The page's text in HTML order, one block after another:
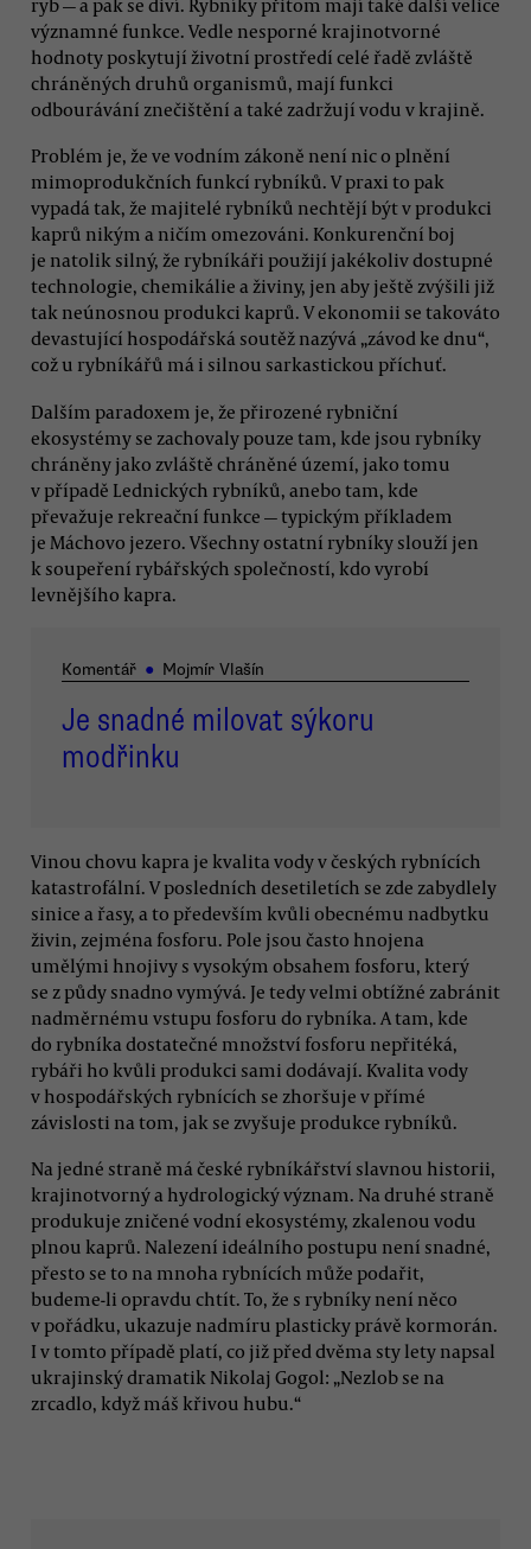
významné funkce. Vedle nesporné krajinotvorné
hodnoty poskytují životní prostředí celé řadě zvláště
chráněných druhů organismů, mají funkci
odbourávání znečištění a také zadržují vodu v krajině.
Problém je, že ve vodním zákoně není nic o plnění
mimoprodukčních funkcí rybníků. V praxi to pak
vypadá tak, že majitelé rybníků nechtějí být v produkci
kaprů nikým a ničím omezováni. Konkurenční boj
je natolik silný, že rybníkáři použijí jakékoliv dostupné
technologie, chemikálie a živiny, jen aby ještě zvýšili již
tak neúnosnou produkci kaprů. V ekonomii se takováto
devastující hospodářská soutěž nazývá „závod ke dnu“,
což u rybníkářů má i silnou sarkastickou příchuť.
Dalším paradoxem je, že přirozené rybniční
ekosystémy se zachovaly pouze tam, kde jsou rybníky
chráněny jako zvláště chráněné území, jako tomu
v případě Lednických rybníků, anebo tam, kde
převažuje rekreační funkce — typickým příkladem
je Máchovo jezero. Všechny ostatní rybníky slouží jen
k soupeření rybářských společností, kdo vyrobí
levnějšího kapra.
Komentář ● Mojmír Vlašín
Je snadné milovat sýkoru
modřinku
Vinou chovu kapra je kvalita vody v českých rybnících
katastrofální. V posledních desetiletích se zde zabydlely
sinice a řasy, a to především kvůli obecnému nadbytku
živin, zejména fosforu. Pole jsou často hnojena
umělými hnojivy s vysokým obsahem fosforu, který
se z půdy snadno vymývá. Je tedy velmi obtížné zabránit
nadměrnému vstupu fosforu do rybníka. A tam, kde
do rybníka dostatečné množství fosforu nepřitéká,
rybáři ho kvůli produkci sami dodávají. Kvalita vody
v hospodářských rybnících se zhoršuje v přímé
závislosti na tom, jak se zvyšuje produkce rybníků.
Na jedné straně má české rybníkářství slavnou historii,
krajinotvorný a hydrologický význam. Na druhé straně
produkuje zničené vodní ekosystémy, zkalenou vodu
plnou kaprů. Nalezení ideálního postupu není snadné,
přesto se to na mnoha rybnících může podařit,
budeme-li opravdu chtít. To, že s rybníky není něco
v pořádku, ukazuje nadmíru plasticky právě kormorán.
I v tomto případě platí, co již před dvěma sty lety napsal
ukrajinský dramatik Nikolaj Gogol: „Nezlob se na
zrcadlo, když máš křivou hubu.“